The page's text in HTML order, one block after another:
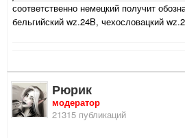
соответственно немецкий получит
бельгийский wz.24B, чехословацкий
Рюрик
модератор
21315 публикаций